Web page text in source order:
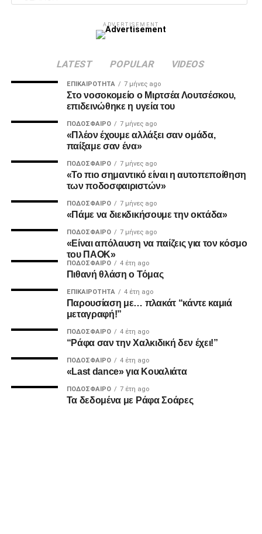
ADVERTISEMENT
Πέμπτη 19 Φεβρουαρίου-
Σάββατο 21 Φεβρουαρίου-
Ο δρόμος για τα… προημιτελικά
Αποτελέσματα–Πρόγραμμα
17/1 16.00 Άρης Betsson-Περιστέρι Betsson 93-
75
28/1 16.00 Ηρακλής–Κολοσσός Ρ. H Hotels
Collection
2/2 14.00 Μύκονος Betsson–Καρδίτσα Ιαπωνική
4/2 18.00 Προμηθέας Π. Βίκος Cola–Μαρούσι
Facebook
Twitter
EmailPinterest
WhatsApp
LinkedIn
Telegram
ADVERTISEMENT
LATEST POPULAR VIDEOS
ΕΠΙΚΑΙΡΌΤΗΤΑ 7 μήνες ago
Στο νοσοκομείο ο Μιρτσέα Λουτσέσκου,
επιδεινώθηκε η υγεία του
ΠΟΔΌΣΦΑΙΡΟ 7 μήνες ago
«Πλέον έχουμε αλλάξει σαν ομάδα,
παίξαμε σαν ένα»
ΠΟΔΌΣΦΑΙΡΟ 7 μήνες ago
«Το πιο σημαντικό είναι η αυτοπεποίθηση
των ποδοσφαιριστών»
ΠΟΔΌΣΦΑΙΡΟ 7 μήνες ago
«Πάμε να διεκδικήσουμε την οκτάδα»
ΠΟΔΌΣΦΑΙΡΟ 7 μήνες ago
«Είναι απόλαυση να παίζεις για τον κόσμο
του ΠΑΟΚ»
ΠΟΔΌΣΦΑΙΡΟ 4 έτη ago
Πιθανή θλάση ο Τόμας
ΕΠΙΚΑΙΡΌΤΗΤΑ 4 έτη ago
Παρουσίαση με… πλακάτ “κάντε καμιά
μεταγραφή!”
ΠΟΔΌΣΦΑΙΡΟ 4 έτη ago
“Ράφα σαν την Χαλκιδική δεν έχει!”
ΠΟΔΌΣΦΑΙΡΟ 4 έτη ago
«Last dance» για Κουαλιάτα
ΠΟΔΌΣΦΑΙΡΟ 7 έτη ago
Τα δεδομένα με Ράφα Σοάρες